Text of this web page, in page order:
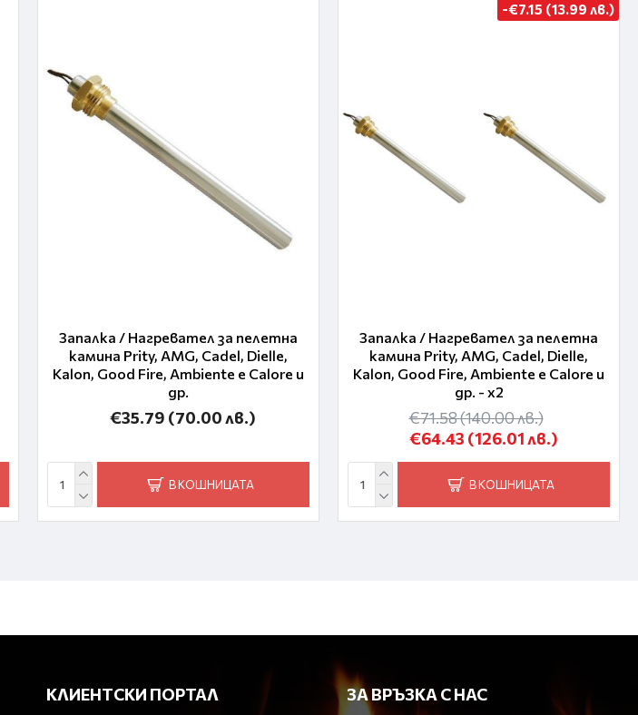
Запалка / Нагревател за пелетна
камина Prity, AMG, Cadel, Dielle,
Kalon, Good Fire, Ambiente e Calore и
др.
€35.79 (70.00 лв.)
В КОШНИЦАТА
-€7.15 (13.99 лв.)
Запалка / Нагревател за пелетна
камина Prity, AMG, Cadel, Dielle,
Kalon, Good Fire, Ambiente e Calore и
др. - x2
€64.43 (126.01 лв.)
€71.58(140.00 лв.)
В КОШНИЦАТА
КЛИЕНТСКИ ПОРТАЛ ЗА ВРЪЗКА С НАС